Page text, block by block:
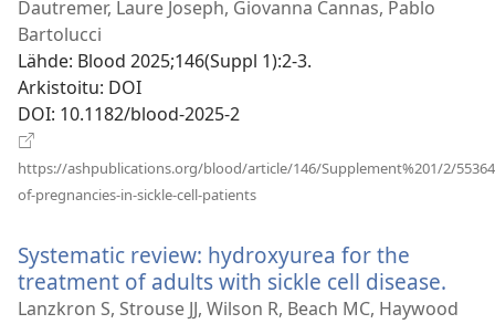
Dautremer, Laure Joseph, Giovanna Cannas, Pablo
Bartolucci
Lähde‎: Blood 2025;146(Suppl 1):2-3.
Arkistoitu‎: DOI
DOI‎: 10.1182/blood-2025-2
https://ashpublications.org/blood/article/146/Supplement%201/2/
of-pregnancies-in-sickle-cell-patients
Systematic review: hydroxyurea for the
treatment of adults with sickle cell disease.
Lanzkron S, Strouse JJ, Wilson R, Beach MC, Haywood